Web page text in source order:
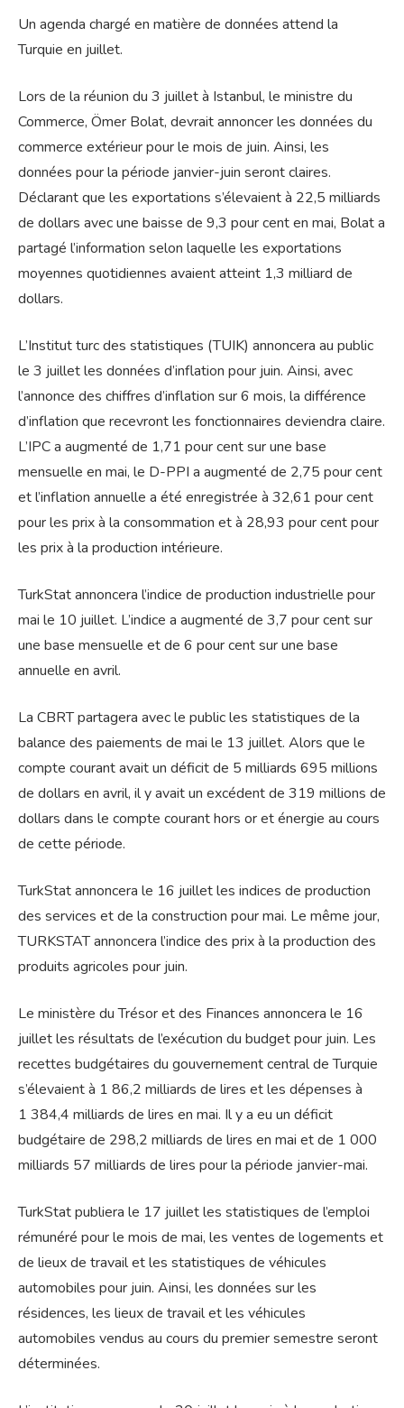
Un agenda chargé en matière de données attend la
Turquie en juillet.
Lors de la réunion du 3 juillet à Istanbul, le ministre du
Commerce, Ömer Bolat, devrait annoncer les données du
commerce extérieur pour le mois de juin. Ainsi, les
données pour la période janvier-juin seront claires.
Déclarant que les exportations s’élevaient à 22,5 milliards
de dollars avec une baisse de 9,3 pour cent en mai, Bolat a
partagé l’information selon laquelle les exportations
moyennes quotidiennes avaient atteint 1,3 milliard de
dollars.
L’Institut turc des statistiques (TUIK) annoncera au public
le 3 juillet les données d’inflation pour juin. Ainsi, avec
l’annonce des chiffres d’inflation sur 6 mois, la différence
d’inflation que recevront les fonctionnaires deviendra claire.
L’IPC a augmenté de 1,71 pour cent sur une base
mensuelle en mai, le D-PPI a augmenté de 2,75 pour cent
et l’inflation annuelle a été enregistrée à 32,61 pour cent
pour les prix à la consommation et à 28,93 pour cent pour
les prix à la production intérieure.
TurkStat annoncera l’indice de production industrielle pour
mai le 10 juillet. L’indice a augmenté de 3,7 pour cent sur
une base mensuelle et de 6 pour cent sur une base
annuelle en avril.
La CBRT partagera avec le public les statistiques de la
balance des paiements de mai le 13 juillet. Alors que le
compte courant avait un déficit de 5 milliards 695 millions
de dollars en avril, il y avait un excédent de 319 millions de
dollars dans le compte courant hors or et énergie au cours
de cette période.
TurkStat annoncera le 16 juillet les indices de production
des services et de la construction pour mai. Le même jour,
TURKSTAT annoncera l’indice des prix à la production des
produits agricoles pour juin.
Le ministère du Trésor et des Finances annoncera le 16
juillet les résultats de l’exécution du budget pour juin. Les
recettes budgétaires du gouvernement central de Turquie
s’élevaient à 1 86,2 milliards de lires et les dépenses à
1 384,4 milliards de lires en mai. Il y a eu un déficit
budgétaire de 298,2 milliards de lires en mai et de 1 000
milliards 57 milliards de lires pour la période janvier-mai.
TurkStat publiera le 17 juillet les statistiques de l’emploi
rémunéré pour le mois de mai, les ventes de logements et
de lieux de travail et les statistiques de véhicules
automobiles pour juin. Ainsi, les données sur les
résidences, les lieux de travail et les véhicules
automobiles vendus au cours du premier semestre seront
déterminées.